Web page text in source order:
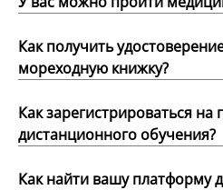
Как получить
мореходную книжку?
Как зарегистрироваться на
дистанционного обучения?
Как найти вашу платформу